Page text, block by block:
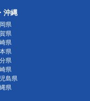
沖縄
県
県
県
県
県
県
島県
県